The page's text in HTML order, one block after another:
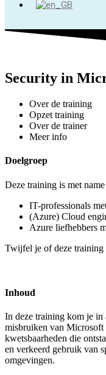
Security in
Over de training
Opzet training
Over de trainer
Meer info
Doelgroep
Deze training is met
IT-professionals
(Azure) Cloud
Azure liefhebbers
Twijfel je of deze
Inhoud
In deze training kom je in
misbruiken van Microsoft
kwetsbaarheden die
en verkeerd gebruik van
omgevingen.